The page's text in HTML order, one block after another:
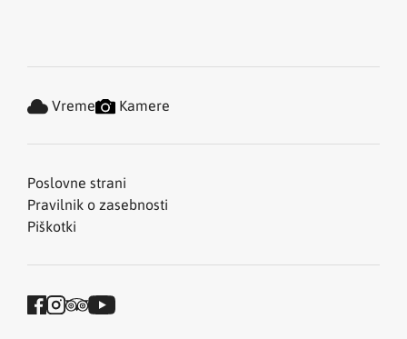
Poslovne strani
Pravilnik o zasebnosti
Piškotki
Vreme Kamere